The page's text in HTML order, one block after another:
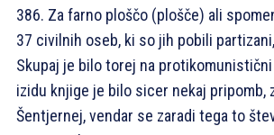
386. Za farno ploščo (plošče) ali
37 civilnih oseb, ki so jih pobili
Skupaj je bilo torej na
izidu knjige je bilo sicer nekaj pripomb,
Šentjernej, vendar se zaradi tega to